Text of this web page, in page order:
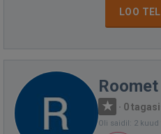
LOO
Roomet
· 0
Oli saidil: 2 kuud